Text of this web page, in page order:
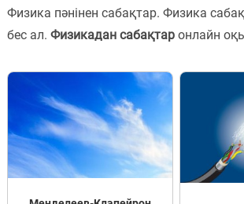
тақтасы
Қазақша-
ағылшынша
сөздік
Ағылшынша-
қазақша
Физика пәнінен сабақтар. Физика
бес ал. Физикадан сабақтаронлайн